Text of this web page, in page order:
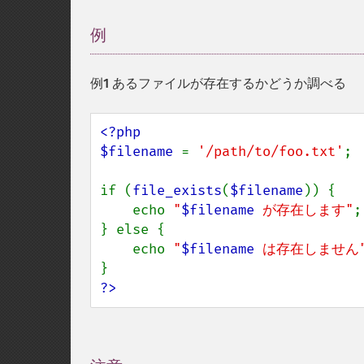
例
例1 あるファイルが存在するかどうか調べる
<?php
$filename = '/path/to/foo.txt' ;
if (file_exists($filename )) {
    echo
"$filename が存在します" ;
} else {
    echo
"$filename は存在しませ
?>